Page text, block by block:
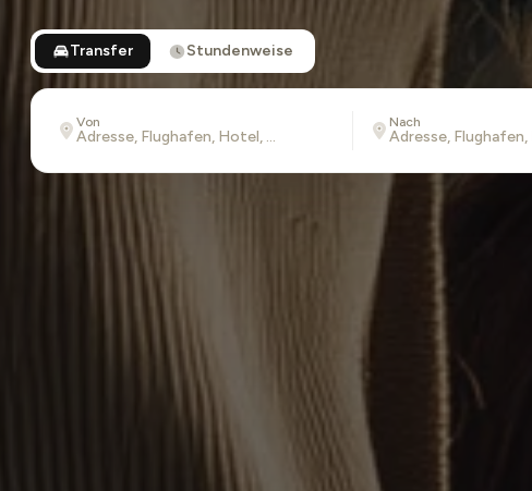
Transfer Stundenweise
Von Nach